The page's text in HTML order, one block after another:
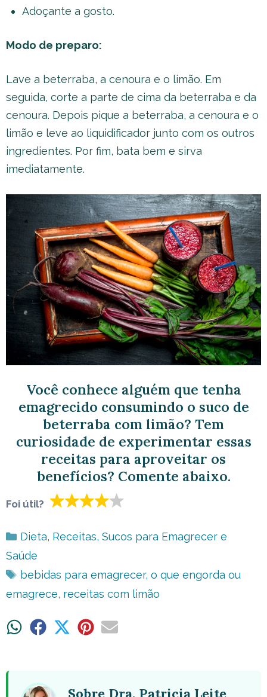
Adoçante a gosto.
Modo de preparo:
Lave a beterraba, a cenoura e o limão. Em
seguida, corte a parte de cima da beterraba e da
cenoura. Depois pique a beterraba, a cenoura e o
limão e leve ao liquidificador junto com os outros
ingredientes. Por fim, bata bem e sirva
imediatamente.
Você conhece alguém que tenha
emagrecido consumindo o suco de
beterraba com limão? Tem
curiosidade de experimentar essas
receitas para aproveitar os
benefícios? Comente abaixo.
Foi útil?
Categorias
Dieta, Receitas, Sucos para Emagrecer e
Saúde
Tags
bebidas para emagrecer, o que engorda ou
emagrece, receitas com limão
ShareShare ShareShareShare
Sobre Dra. Patricia Leite